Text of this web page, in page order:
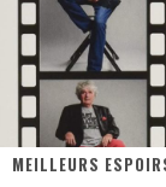
MEILLEURS